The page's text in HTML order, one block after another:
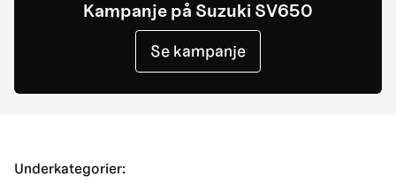
Kampanje på Suzuki SV650
Se kampanje
Underkategorier: